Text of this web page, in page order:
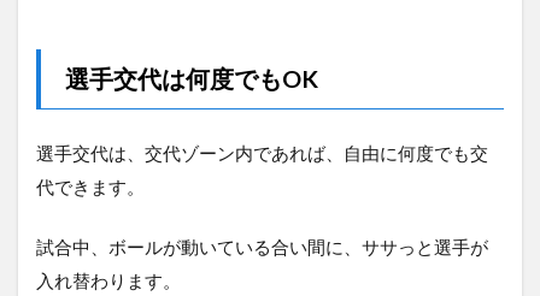
選手交代は何度でもOK
選手交代は、交代ゾーン内であれば、自由に何度でも交
代できます。
試合中、ボールが動いている合い間に、ササっと選手が
入れ替わります。